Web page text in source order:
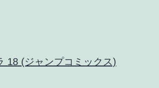
18 (ジャンプコミックス)